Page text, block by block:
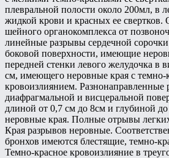
плевральной полости около 200мл, в
жидкой крови и красных ее свертков.
шейного органокомплекса от
линейные разрывы сердечной
боковой поверхности, имеющие
передней стенки левого желудочка в
см, имеющего неровные края с
кровоизлиянием. Разнонаправленные
диафрагмальной и висцеральной
длиной от 0,7 см до 8см и глубиной
неровные края. Полные отрывы
Края разрывов неровные.
бронхов имеются блестящие, темно-
Темно-красное кровоизлияние в